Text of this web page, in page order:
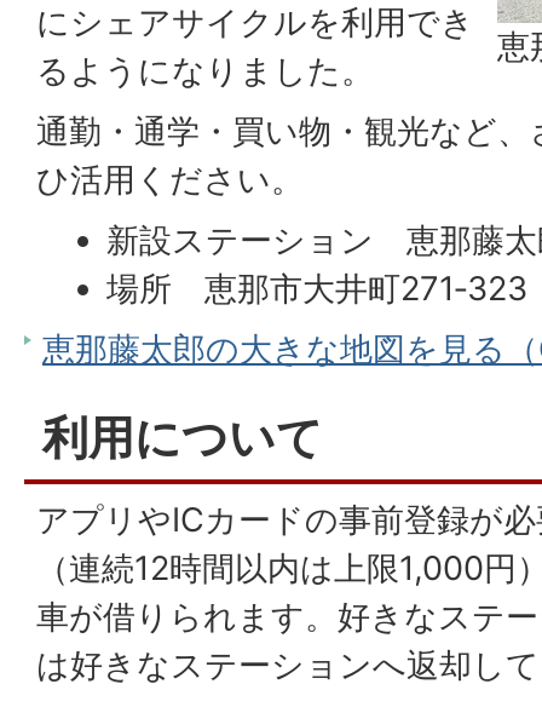
恵
にシェアサイクルを利用でき
るようになりました。
通勤・通学・買い物・観光など
ひ活用ください。
新設ステーション 恵那藤
場所 恵那市大井町271‐323
恵那藤太郎の大きな地図を見る
利用について
アプリやICカードの事前登録が
（連続12時間以内は上限1,000円
車が借りられます。好きなステ
は好きなステーションへ返却し